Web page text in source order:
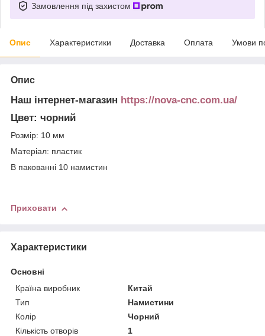
Замовлення під захистом
Опис Характеристики Доставка Оплата Умови
Опис
Наш інтернет-магазин https://nova-cnc.com.ua/
Цвет: чорний
Розмір: 10 мм
Матеріал: пластик
В пакованні 10 намистин
Приховати
Характеристики
Основні
Країна виробник
Китай
Тип
Намистини
Колір
Чорний
Кількість отворів
1